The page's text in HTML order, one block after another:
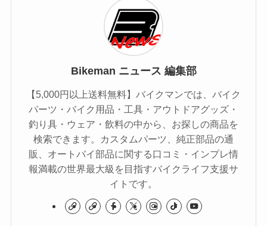
Bikeman ニュース 編集部
【5,000円以上送料無料】バイクマンでは、バイク
パーツ・バイク用品・工具・アウトドアグッズ・
釣り具・ウェア・飲料の中から、お探しの商品を
検索できます。カスタムパーツ、純正部品の通
販、オートバイ部品に関する口コミ・インプレ情
報満載の世界最大級を目指すバイクライフ支援サ
イトです。